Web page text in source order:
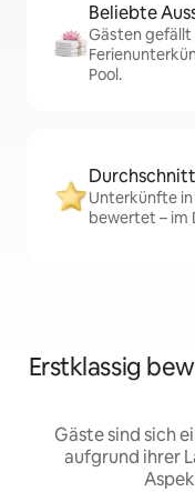
Beliebte
Gästen
Pool.
Unterkünfte in
bewertet – im
Erstklassig
Gäste sind sich
aufgrund ihrer